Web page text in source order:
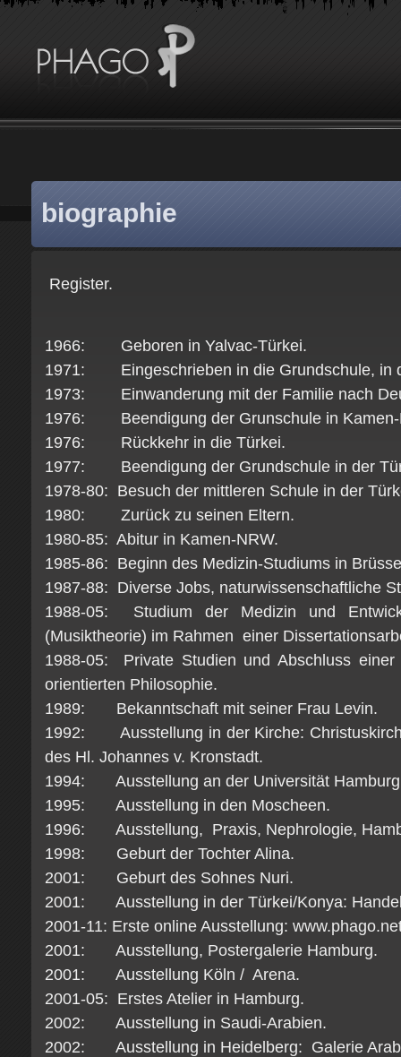
biographie
Register.
1966: Geboren in Yalvac-Türkei.
1971: Eingeschrieben in die Grundschule, in
1973: Einwanderung mit der Familie nach
1976: Beendigung der Grunschule in Kamen-
1976: Rückkehr in die Türkei.
1977: Beendigung der Grundschule in der
1978-80: Besuch der mittleren Schule in der
1980: Zurück zu seinen Eltern.
1980-85: Abitur in Kamen-NRW.
1985-86: Beginn des Medizin-Studiums in
1987-88: Diverse Jobs, naturwissenschaftliche
1988-05: Studium der Medizin und
(Musiktheorie) im Rahmen einer
1988-05: Private Studien und Abschluss einer
orientierten Philosophie.
1989: Bekanntschaft mit seiner Frau Levin.
1992: Ausstellung in der Kirche:
des Hl. Johannes v. Kronstadt.
1994: Ausstellung an der Universität
1995: Ausstellung in den Moscheen.
1996: Ausstellung, Praxis, Nephrologie,
1998: Geburt der Tochter Alina.
2001: Geburt des Sohnes Nuri.
2001: Ausstellung in der Türkei/Konya:
2001-11: Erste online Ausstellung:
2001: Ausstellung, Postergalerie Hamburg.
2001: Ausstellung Köln / Arena.
2001-05: Erstes Atelier in Hamburg.
2002: Ausstellung in Saudi-Arabien.
2002: Ausstellung in Heidelberg: Galerie